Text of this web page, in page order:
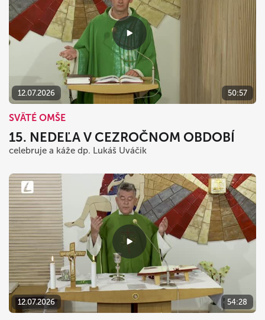
12.07.2026 50:57
SVÄTÉ OMŠE
15. NEDEĽA V CEZROČNOM OBDOBÍ
celebruje a káže dp. Lukáš Uváčik
12.07.2026 54:28